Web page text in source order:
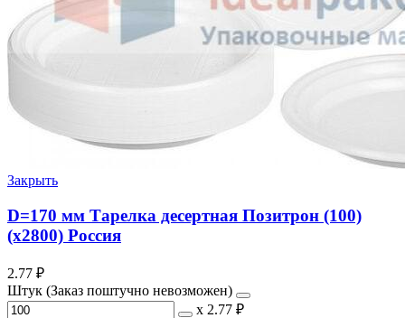
Закрыть
D=170 мм Тарелка десертная Позитрон (100)
(х2800) Россия
2.77 ₽
Штук (Заказ поштучно невозможен)
х 2.77 ₽